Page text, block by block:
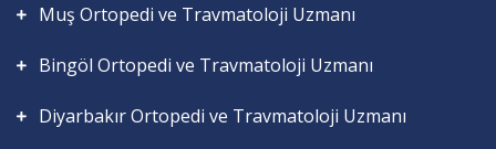
Muş Ortopedi ve Travmatoloji Uzmanı
Bingöl Ortopedi ve Travmatoloji Uzmanı
Diyarbakır Ortopedi ve Travmatoloji Uzmanı